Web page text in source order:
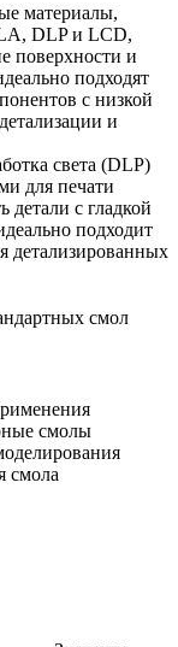
материалы,
DLP и LCD,
поверхности и
подходят
с низкой
и
света (DLP)
для печати
детали с гладкой
подходит
детализированных
смол
смолы
смола